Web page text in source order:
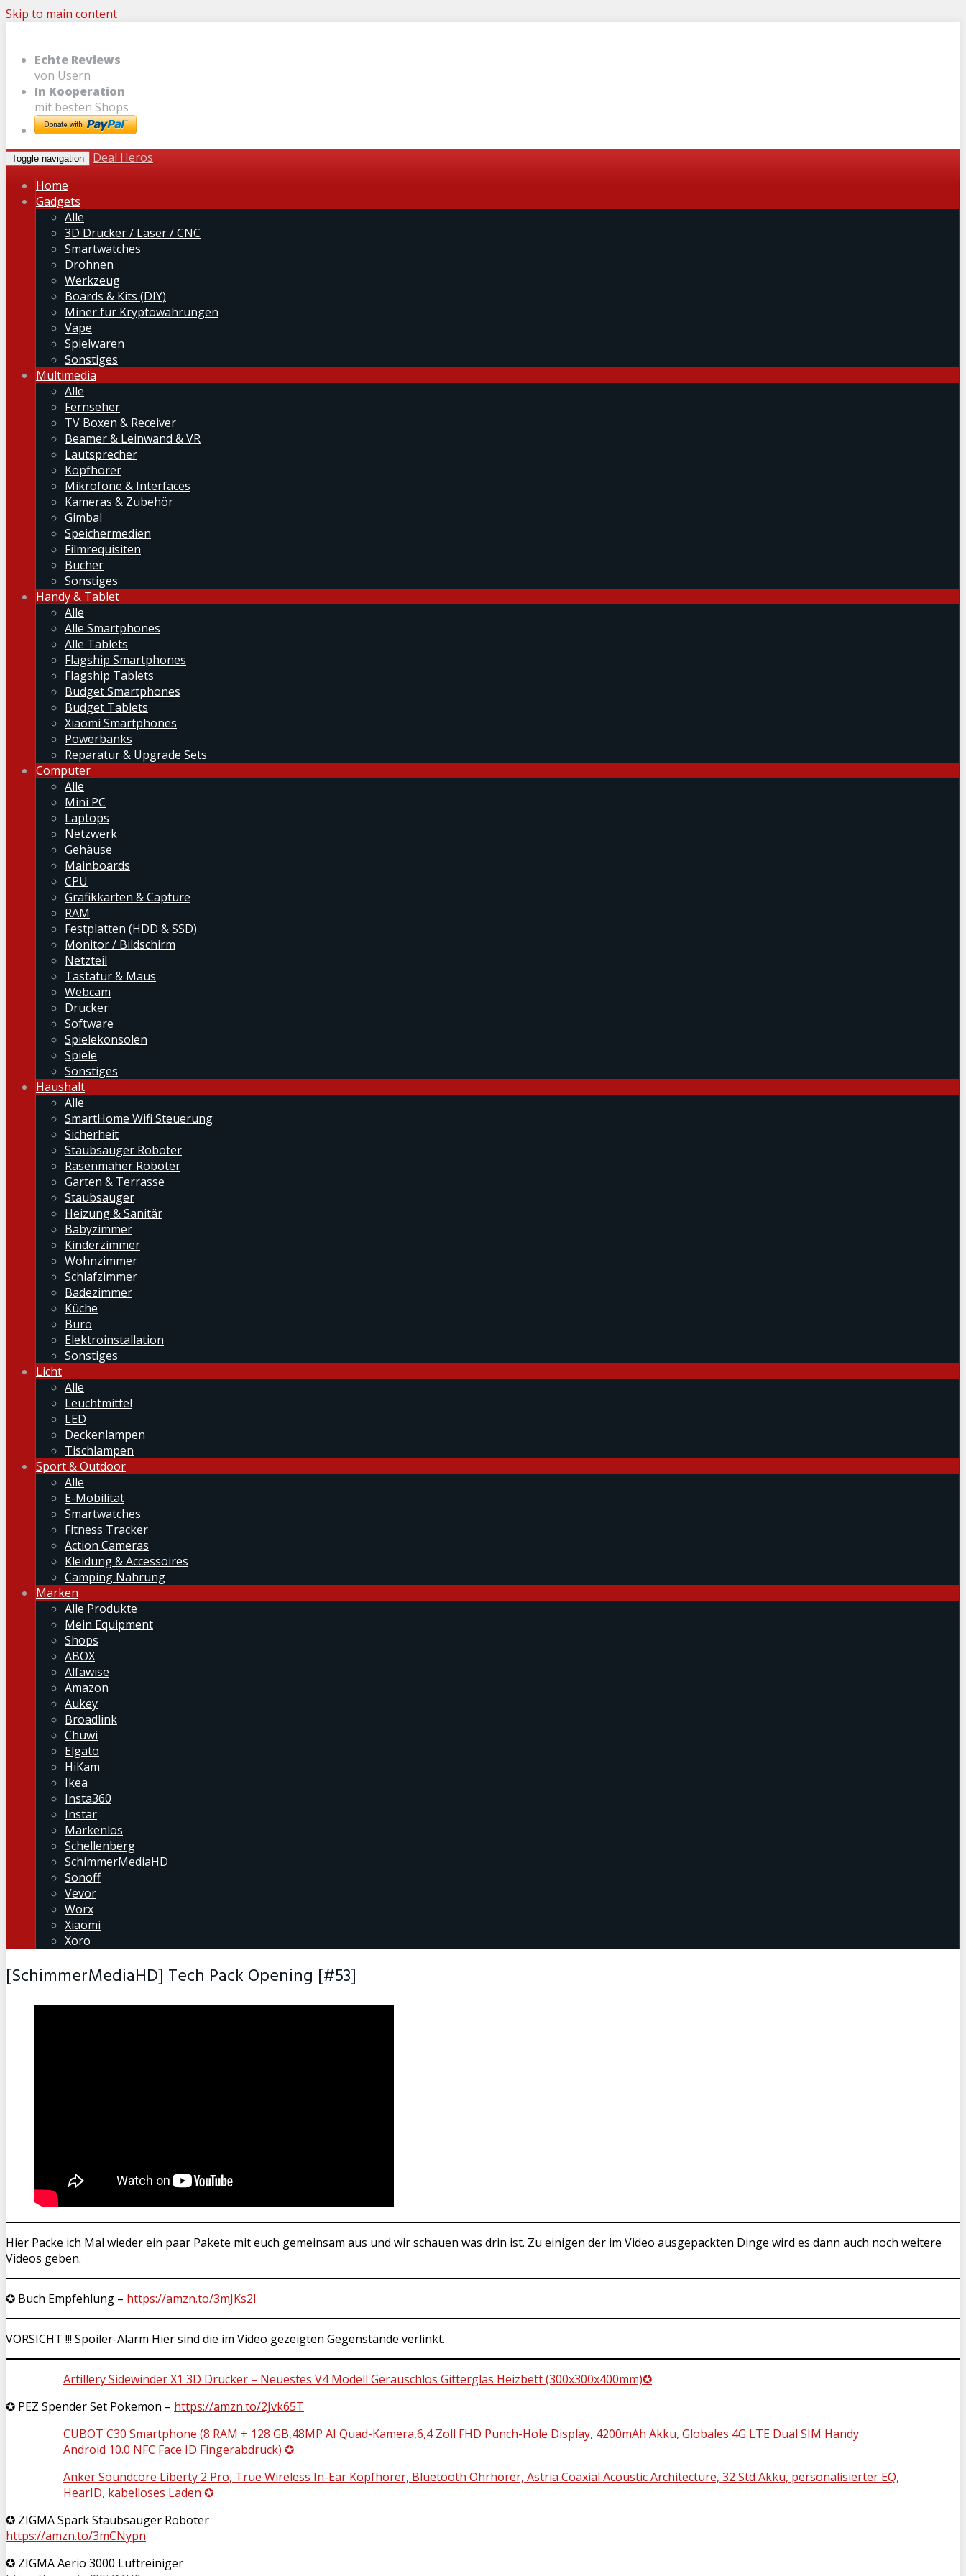
Skip to main content
Echte Reviews
von Usern
In Kooperation
mit besten Shops
Toggle navigation
Deal Heros
Home
Gadgets
Alle
3D Drucker / Laser / CNC
Smartwatches
Drohnen
Werkzeug
Boards & Kits (DIY)
Miner für Kryptowährungen
Vape
Spielwaren
Sonstiges
Multimedia
Alle
Fernseher
TV Boxen & Receiver
Beamer & Leinwand & VR
Lautsprecher
Kopfhörer
Mikrofone & Interfaces
Kameras & Zubehör
Gimbal
Speichermedien
Filmrequisiten
Bücher
Sonstiges
Handy & Tablet
Alle
Alle Smartphones
Alle Tablets
Flagship Smartphones
Flagship Tablets
Budget Smartphones
Budget Tablets
Xiaomi Smartphones
Powerbanks
Reparatur & Upgrade Sets
Computer
Alle
Mini PC
Laptops
Netzwerk
Gehäuse
Mainboards
CPU
Grafikkarten & Capture
RAM
Festplatten (HDD & SSD)
Monitor / Bildschirm
Netzteil
Tastatur & Maus
Webcam
Drucker
Software
Spielekonsolen
Spiele
Sonstiges
Haushalt
Alle
SmartHome Wifi Steuerung
Sicherheit
Staubsauger Roboter
Rasenmäher Roboter
Garten & Terrasse
Staubsauger
Heizung & Sanitär
Babyzimmer
Kinderzimmer
Wohnzimmer
Schlafzimmer
Badezimmer
Küche
Büro
Elektroinstallation
Sonstiges
Licht
Alle
Leuchtmittel
LED
Deckenlampen
Tischlampen
Sport & Outdoor
Alle
E-Mobilität
Smartwatches
Fitness Tracker
Action Cameras
Kleidung & Accessoires
Camping Nahrung
Marken
Alle Produkte
Mein Equipment
Shops
ABOX
Alfawise
Amazon
Aukey
Broadlink
Chuwi
Elgato
HiKam
Ikea
Insta360
Instar
Markenlos
Schellenberg
SchimmerMediaHD
Sonoff
Vevor
Worx
Xiaomi
Xoro
[SchimmerMediaHD] Tech Pack Opening [#53]
Hier Packe ich Mal wieder ein paar Pakete mit euch gemeinsam aus und wir schauen was drin ist. Zu einigen der im Video ausgepackten Dinge wird es dann auch noch weitere
Videos geben.
✪ Buch Empfehlung – https://amzn.to/3mJKs2l
VORSICHT !!! Spoiler-Alarm Hier sind die im Video gezeigten Gegenstände verlinkt.
Artillery Sidewinder X1 3D Drucker – Neuestes V4 Modell Geräuschlos Gitterglas Heizbett (300x300x400mm)✪
✪ PEZ Spender Set Pokemon – https://amzn.to/2Jvk65T
CUBOT C30 Smartphone (8 RAM + 128 GB,48MP AI Quad-Kamera,6,4 Zoll FHD Punch-Hole Display, 4200mAh Akku, Globales 4G LTE Dual SIM Handy
Android 10.0 NFC Face ID Fingerabdruck) ✪
Anker Soundcore Liberty 2 Pro, True Wireless In-Ear Kopfhörer, Bluetooth Ohrhörer, Astria Coaxial Acoustic Architecture, 32 Std Akku, personalisierter EQ,
HearID, kabelloses Laden ✪
✪ ZIGMA Spark Staubsauger Roboter
https://amzn.to/3mCNypn
✪ ZIGMA Aerio 3000 Luftreiniger